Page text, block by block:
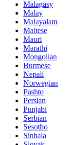
Malagasy
Malay
Malayalam
Maltese
Maori
Marathi
Mongolian
Burmese
Nepali
Norwegian
Pashto
Persian
Punjabi
Serbian
Sesotho
Sinhala